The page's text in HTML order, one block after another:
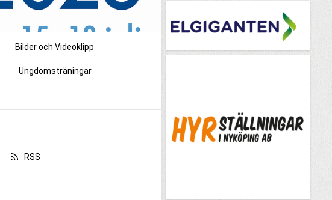
Bilder och Videoklipp
Ungdomsträningar
RSS